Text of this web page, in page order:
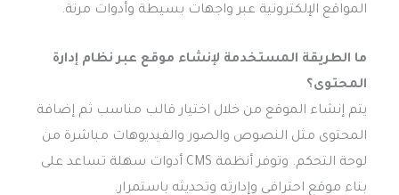
المواقع الإلكترونية عبر واجهات بسيطة وأدوات مرنة.
ما الطريقة المستخدمة لإنشاء موقع عبر نظام إدارة
المحتوى؟
يتم إنشاء الموقع من خلال اختيار قالب مناسب ثم إضافة
المحتوى مثل النصوص والصور والفيديوهات مباشرة من
لوحة التحكم. وتوفر أنظمة CMS أدوات سهلة تساعد على
بناء موقع احترافي وإدارته وتحديثه باستمرار.